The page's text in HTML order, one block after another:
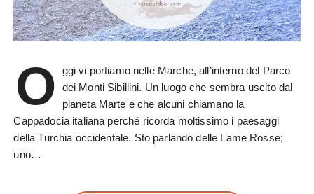
O
ggi vi portiamo nelle Marche, all’interno del Parco
dei Monti Sibillini. Un luogo che sembra uscito dal
pianeta Marte e che alcuni chiamano la
Cappadocia italiana perché ricorda moltissimo i paesaggi
della Turchia occidentale. Sto parlando delle Lame Rosse;
uno…